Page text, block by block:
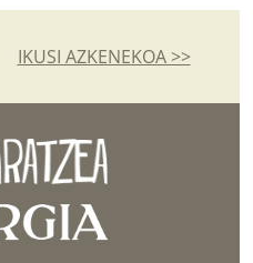
IKUSI AZKENEKOA >>